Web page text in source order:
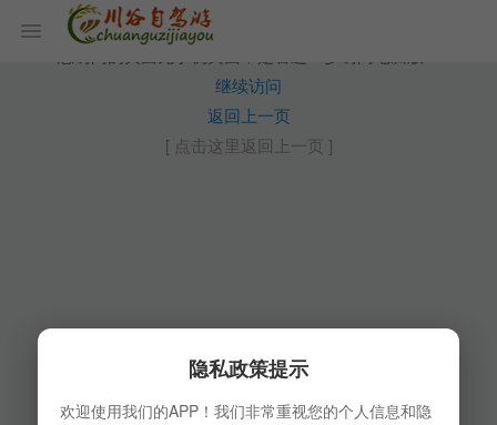
继续访问
返回上一页
[ 点击这里返回上一页 ]
隐私政策提示
欢迎使用我们的APP！我们非常重视您的个人信息和隐